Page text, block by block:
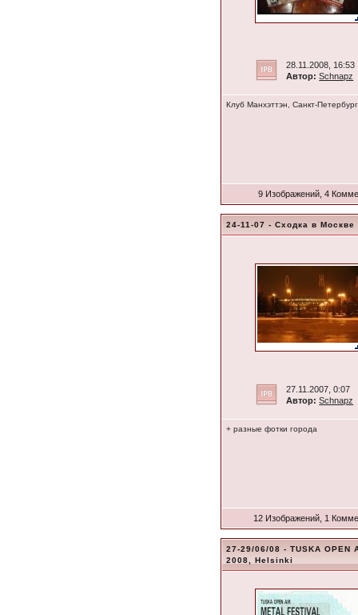
28.11.2008, 16:53
Автор: Schnapz
Клуб Манхэттэн, Санкт-Петербург
9 Изображений, 4
24-11-07 - Сходка в Москве
27.11.2007, 0:07
Автор: Schnapz
+ разные фотки города
12 Изображений, 1
27-29/06/08 - TUSKA OPEN
2008, Helsinki